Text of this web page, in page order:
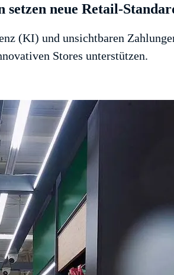
setzen neue Retail-
(KI) und unsichtbaren
Stores unterstützen.